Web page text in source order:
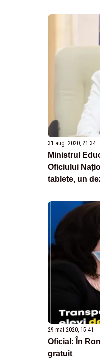
31 aug. 2020, 21:34
Ministrul
Oficiului
tablete, un
29 mai 2020, 15:41
Oficial: În
gratuit